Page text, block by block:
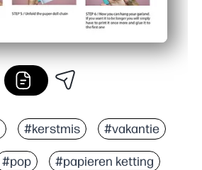
#kerstmis #vakantie
#pop #papieren ketting